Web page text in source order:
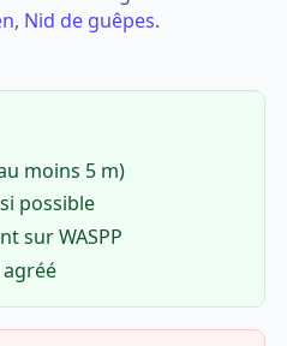
, Nid de guêpes.
moins 5 m)
possible
sur WASPP